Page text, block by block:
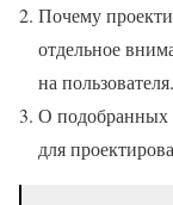
Почему
отдельное
на пользователя.
О подобранных
для